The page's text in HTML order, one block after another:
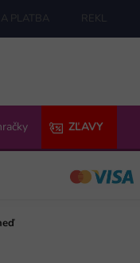
PLATBA REKLAMÁCIE
ZĽAVY